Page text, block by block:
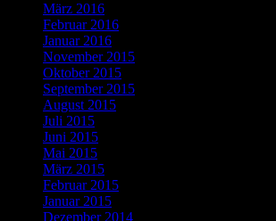
März 2016
Februar 2016
Januar 2016
November 2015
Oktober 2015
September 2015
August 2015
Juli 2015
Juni 2015
Mai 2015
März 2015
Februar 2015
Januar 2015
Dezember 2014